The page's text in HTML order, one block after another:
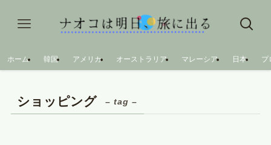
ホーム 韓国 アメリカ オーストラリア マレーシア 日本 プ
ショッピング – tag –